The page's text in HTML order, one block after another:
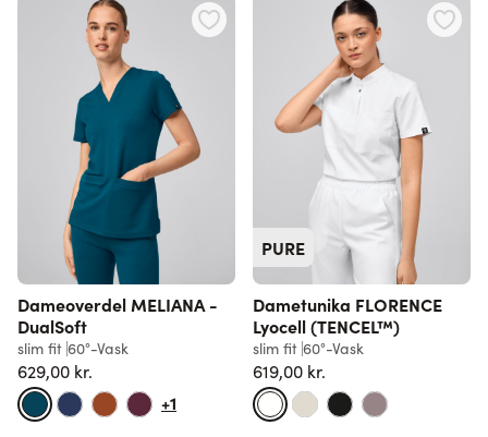
Dameoverdel MELIANA -
DualSoft
slim fit 60°-Vask
629,00 kr.
+1
PURE
Dametunika FLORENCE
Lyocell (TENCEL™)
slim fit 60°-Vask
619,00 kr.